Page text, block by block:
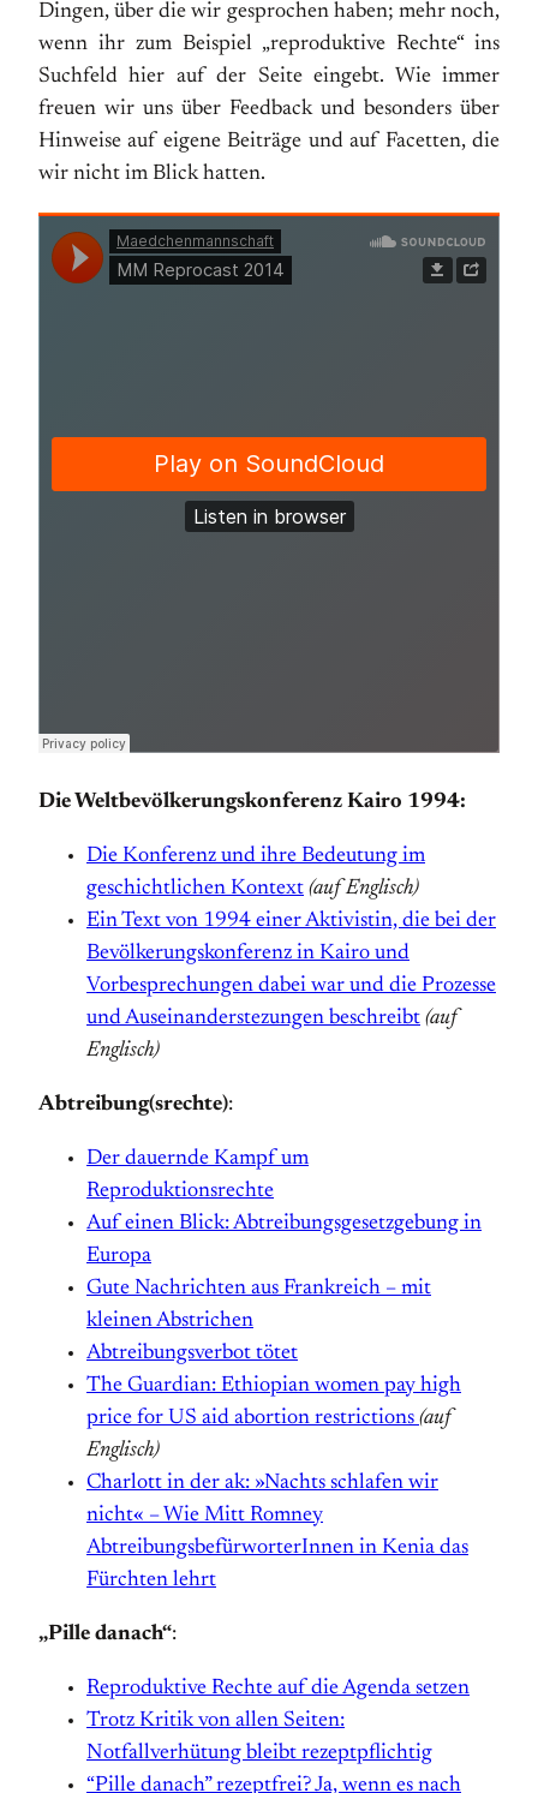
Dingen, über die wir gesprochen haben; mehr noch,
wenn ihr zum Beispiel „reproduktive Rechte“ ins
Suchfeld hier auf der Seite eingebt. Wie immer
freuen wir uns über Feedback und besonders über
Hinweise auf eigene Beiträge und auf Facetten, die
wir nicht im Blick hatten.
Die Weltbevölkerungskonferenz Kairo 1994:
Die Konferenz und ihre Bedeutung im
geschichtlichen Kontext (auf Englisch)
Ein Text von 1994 einer Aktivistin, die bei der
Bevölkerungskonferenz in Kairo und
Vorbesprechungen dabei war und die Prozesse
und Auseinanderstezungen beschreibt (auf
Englisch)
Abtreibung(srechte):
Der dauernde Kampf um
Reproduktionsrechte
Auf einen Blick: Abtreibungsgesetzgebung in
Europa
Gute Nachrichten aus Frankreich – mit
kleinen Abstrichen
Abtreibungsverbot tötet
The Guardian: Ethiopian women pay high
price for US aid abortion restrictions (auf
Englisch)
Charlott in der ak: »Nachts schlafen wir
nicht« – Wie Mitt Romney
AbtreibungsbefürworterInnen in Kenia das
Fürchten lehrt
„Pille danach“:
Reproduktive Rechte auf die Agenda setzen
Trotz Kritik von allen Seiten:
Notfallverhütung bleibt rezeptpflichtig
“Pille danach” rezeptfrei? Ja, wenn es nach